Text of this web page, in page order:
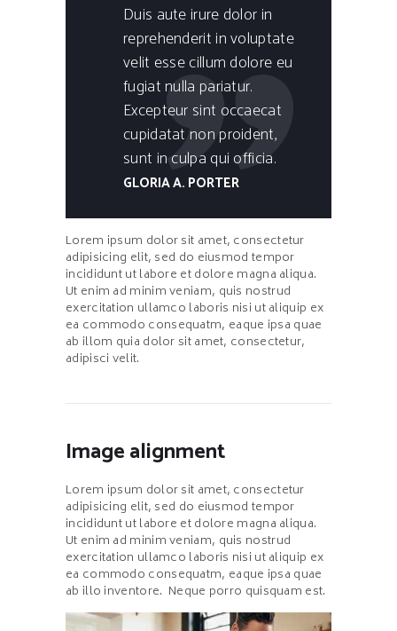
Duis aute irure dolor in
reprehenderit in voluptate
velit esse cillum dolore eu
fugiat nulla pariatur.
Excepteur sint occaecat
cupidatat non proident,
sunt in culpa qui officia.
GLORIA A. PORTER
Lorem ipsum dolor sit amet, consectetur
adipisicing elit, sed do eiusmod tempor
incididunt ut labore et dolore magna aliqua.
Ut enim ad minim veniam, quis nostrud
exercitation ullamco laboris nisi ut aliquip ex
ea commodo consequatm, eaque ipsa quae
ab illom quia dolor sit amet, consectetur,
adipisci velit.
Image alignment
Lorem ipsum dolor sit amet, consectetur
adipisicing elit, sed do eiusmod tempor
incididunt ut labore et dolore magna aliqua.
Ut enim ad minim veniam, quis nostrud
exercitation ullamco laboris nisi ut aliquip ex
ea commodo consequatm, eaque ipsa quae
ab illo inventore. Neque porro quisquam est.